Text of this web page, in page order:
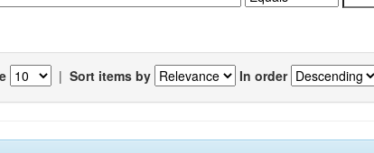
| Sort items by In order